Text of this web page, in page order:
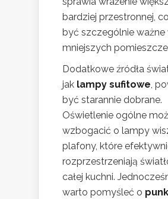
bardziej przestronnej,
być szczególnie ważne
mniejszych
Dodatkowe źródła
jak lampy sufitowe,
być starannie dobrane.
Oświetlenie ogólne
wzbogacić o lampy
plafony, które
rozprzestrzeniają
całej kuchni.
warto pomyśleć o